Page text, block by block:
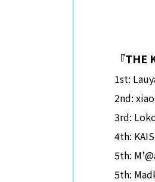
『THE
1st:
2nd:
3rd:
4th:
5th:
5th: